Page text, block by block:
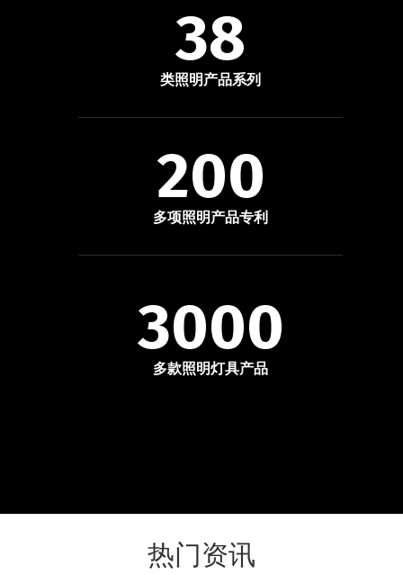
38
类照明产品系列
200
多项照明产品专利
3000
多款照明灯具产品
热门资讯